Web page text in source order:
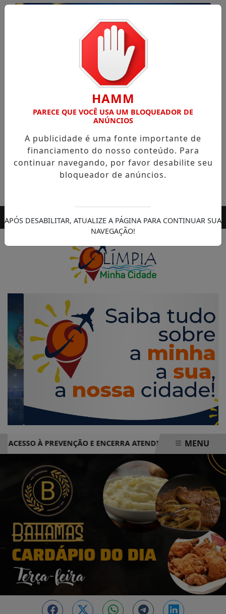
Entrar
À PREVENÇÃO E ENCERRA ATENDIMENTOS COM MAIS
EM ALTA
MENU
HAMM
PARECE QUE VOCÊ USA UM BLOQUEADOR DE
ANÚNCIOS
A publicidade é uma fonte importante de
financiamento do nosso conteúdo. Para
continuar navegando, por favor desabilite seu
bloqueador de anúncios.
APÓS DESABILITAR, ATUALIZE A PÁGINA PARA CONTINUAR SUA
NAVEGAÇÃO!